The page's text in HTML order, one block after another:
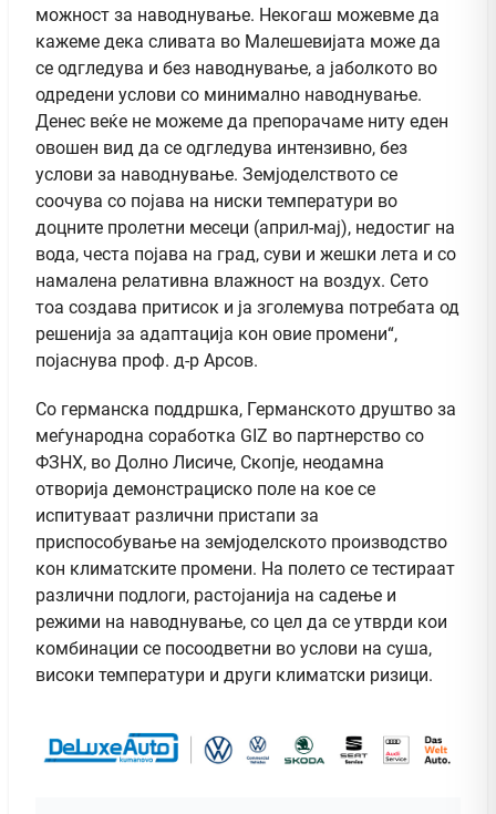
можност за наводнување. Некогаш можевме да
кажеме дека сливата во Малешевијата може да
се одгледува и без наводнување, а јаболкото во
одредени услови со минимално наводнување.
Денес веќе не можеме да препорачаме ниту еден
овошен вид да се одгледува интензивно, без
услови за наводнување. Земјоделството се
соочува со појава на ниски температури во
доцните пролетни месеци (април-мај), недостиг на
вода, честа појава на град, суви и жешки лета и со
намалена релативна влажност на воздух. Сето
тоа создава притисок и ја зголемува потребата од
решенија за адаптација кон овие промени“,
појаснува проф. д-р Арсов.
Со германска поддршка, Германското друштво за
меѓународна соработка GIZ во партнерство со
ФЗНХ, во Долно Лисиче, Скопје, неодамна
отворија демонстрациско поле на кое се
испитуваат различни пристапи за
приспособување на земјоделското производство
кон климатските промени. На полето се тестираат
различни подлоги, растојанија на садење и
режими на наводнување, со цел да се утврди кои
комбинации се посоодветни во услови на суша,
високи температури и други климатски ризици.